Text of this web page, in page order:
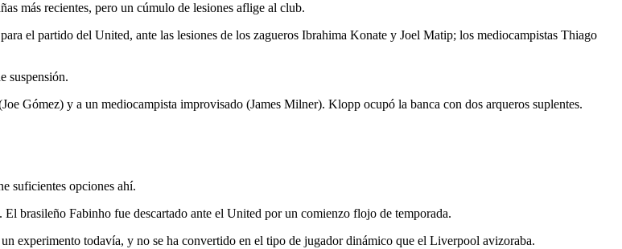
más recientes, pero un cúmulo de lesiones aflige al club.
el partido del United, ante las lesiones de los zagueros Ibrahima Konate y Joel Matip; los mediocampistas Thiago
suspensión.
Gómez) y a un mediocampista improvisado (James Milner). Klopp ocupó la banca con dos arqueros suplentes.
suficientes opciones ahí.
brasileño Fabinho fue descartado ante el United por un comienzo flojo de temporada.
experimento todavía, y no se ha convertido en el tipo de jugador dinámico que el Liverpool avizoraba.